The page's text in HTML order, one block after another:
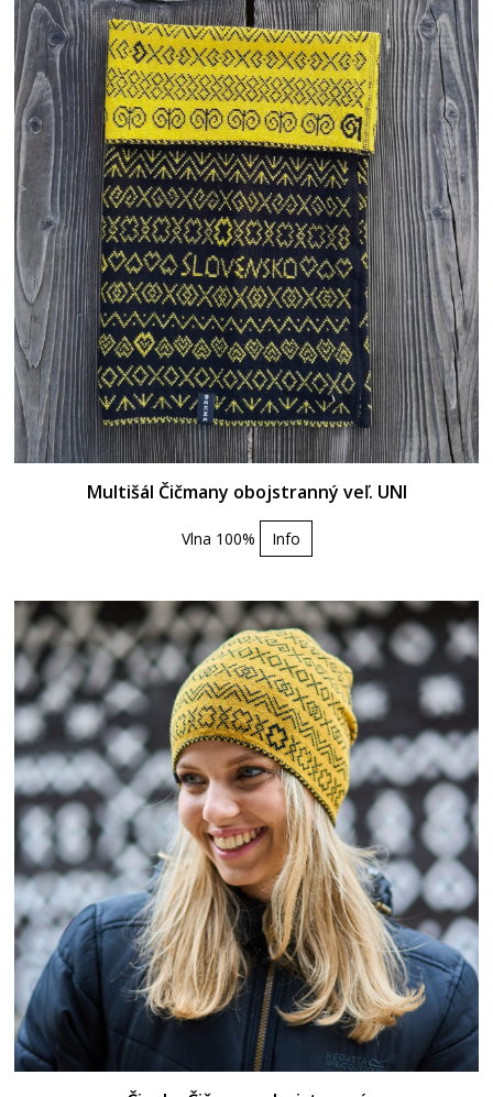
Multišál Čičmany obojstranný veľ. UNI
Vlna 100% Info